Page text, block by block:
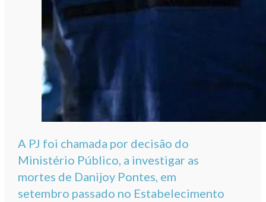
A PJ foi chamada por decisão do
Ministério Público, a investigar as
mortes de Danijoy Pontes, em
setembro passado no Estabelecimento